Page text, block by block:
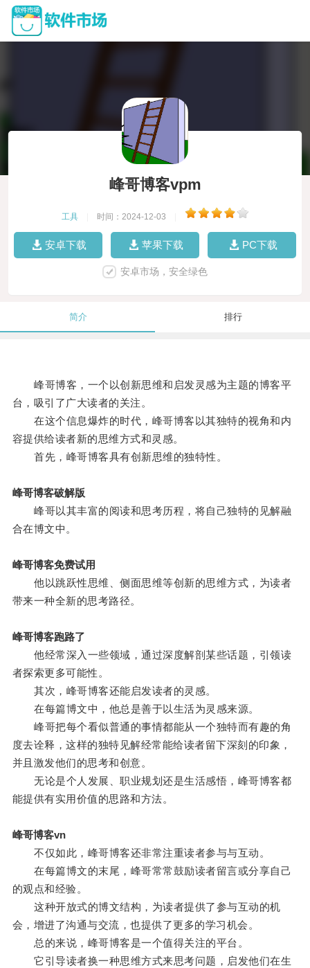
峰哥博客vpm
工具 时间：2024-12-03
安卓下载 苹果下载 PC下载
安卓市场，安全绿色
简介 排行
峰哥博客，一个以创新思维和启发灵感为主题的博客平
台，吸引了广大读者的关注。
在这个信息爆炸的时代，峰哥博客以其独特的视角和内
容提供给读者新的思维方式和灵感。
首先，峰哥博客具有创新思维的独特性。
峰哥博客破解版
峰哥以其丰富的阅读和思考历程，将自己独特的见解融
合在博文中。
峰哥博客免费试用
他以跳跃性思维、侧面思维等创新的思维方式，为读者
带来一种全新的思考路径。
峰哥博客跑路了
他经常深入一些领域，通过深度解剖某些话题，引领读
者探索更多可能性。
其次，峰哥博客还能启发读者的灵感。
在每篇博文中，他总是善于以生活为灵感来源。
峰哥把每个看似普通的事情都能从一个独特而有趣的角
度去诠释，这样的独特见解经常能给读者留下深刻的印象，
并且激发他们的思考和创意。
无论是个人发展、职业规划还是生活感悟，峰哥博客都
能提供有实用价值的思路和方法。
峰哥博客vn
不仅如此，峰哥博客还非常注重读者参与与互动。
在每篇博文的末尾，峰哥常常鼓励读者留言或分享自己
的观点和经验。
这种开放式的博文结构，为读者提供了参与互动的机
会，增进了沟通与交流，也提供了更多的学习机会。
总的来说，峰哥博客是一个值得关注的平台。
它引导读者换一种思维方式来思考问题，启发他们在生